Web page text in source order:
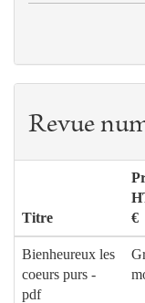
Revue
Titre
€
Bienheureux les
coeurs purs -
pdf